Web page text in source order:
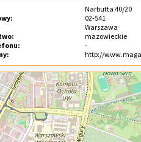
Narbutta 40/20
02-541
Warszawa
mazowieckie
-
http://